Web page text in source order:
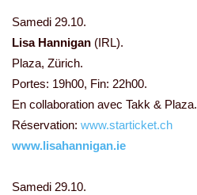
Samedi 29.10.
Lisa Hannigan (IRL).
Plaza, Zürich.
Portes: 19h00, Fin: 22h00.
En collaboration avec Takk & Plaza.
Réservation: www.starticket.ch
www.lisahannigan.ie
Samedi 29.10.